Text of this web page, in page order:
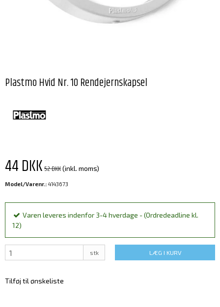
Plastmo Hvid Nr. 10 Rendejernskapsel
44 DKK52 DKK(inkl. moms)
Model/Varenr.: 4143673
Varen leveres indenfor 3-4 hverdage - (Ordredeadline kl.
12)
stk LÆG I KURV
Tilføj til ønskeliste